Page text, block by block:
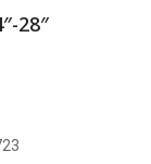
28″